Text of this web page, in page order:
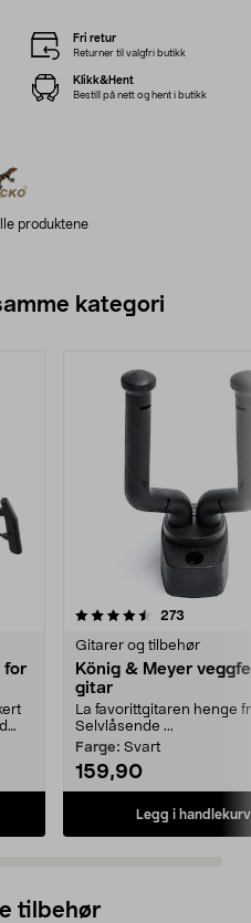
produktene
Fri retur
Returner til valgfri butikk
Klikk&Hent
Bestill på nett og hent i butikk
kategori
for
273
Gitarer og tilbehør
König & Meyer
gitar
La favorittgitaren henge
Selvlåsende ...
Farge: Svart
159,90
Legg i handlekurv
4.5 av 5 stjerner
tilbehør